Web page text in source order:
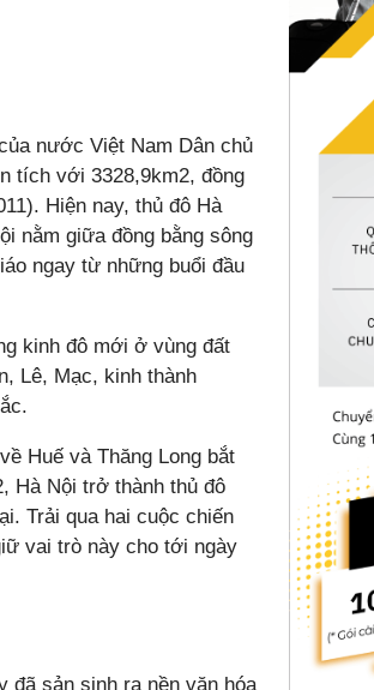
nước Việt Nam Dân chủ
tích với 3328,9km2, đồng
Hiện nay, thủ đô Hà
nằm giữa đồng bằng sông
ngay từ những buổi đầu
kinh đô mới ở vùng đất
Lê, Mạc, kinh thành
Huế và Thăng Long bắt
Hà Nội trở thành thủ đô
Trải qua hai cuộc chiến
vai trò này cho tới ngày
đã sản sinh ra nền văn hóa